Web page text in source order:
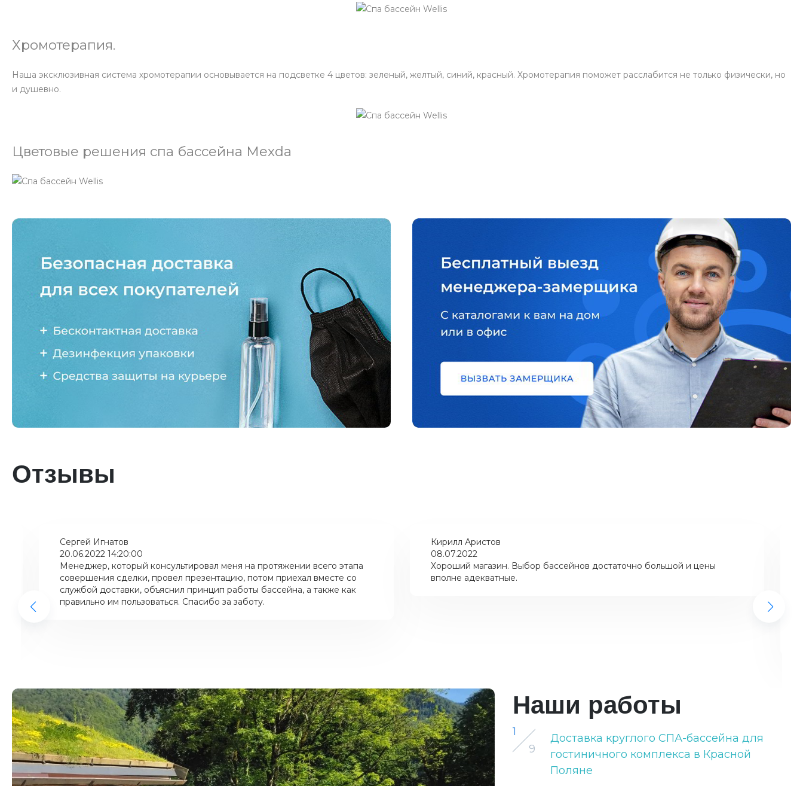
Хромотерапия.
Наша эксклюзивная система хромотерапии основывается на подсветке 4 цветов: зеленый, желтый, синий, красный. Хромотерапия поможет расслабится не только физически, но
и душевно.
Цветовые решения спа бассейна Mexda
Отзывы
Сергей Игнатов
20.06.2022 14:20:00
Менеджер, который консультировал меня на протяжении всего этапа
совершения сделки, провел презентацию, потом приехал вместе со
службой доставки, объяснил принцип работы бассейна, а также как
правильно им пользоваться. Спасибо за заботу.
Кирилл Аристов
08.07.2022
Хороший магазин. Выбор бассейнов достаточно большой и цены
вполне адекватные.
Наши работы
1
9
Доставка круглого СПА-бассейна для
гостиничного комплекса в Красной
Поляне